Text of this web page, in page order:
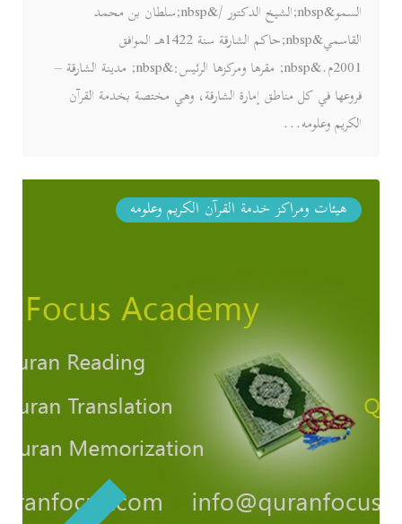
السمو&nbsp;الشيخ الدكتور /&nbsp;سلطان بن محمد
القاسمي&nbsp;حاكم الشارقة سنة 1422هـ الموافق
2001م.&nbsp; مقرها ومركزها الرئيس:&nbsp; مدينة الشارقة –
فروعها في كل مناطق إمارة الشارقة، وهي مختصة بخدمة القرآن
الكريم وعلومه...
هيئات ومراكز خدمة القرآن الكريم وعلومه